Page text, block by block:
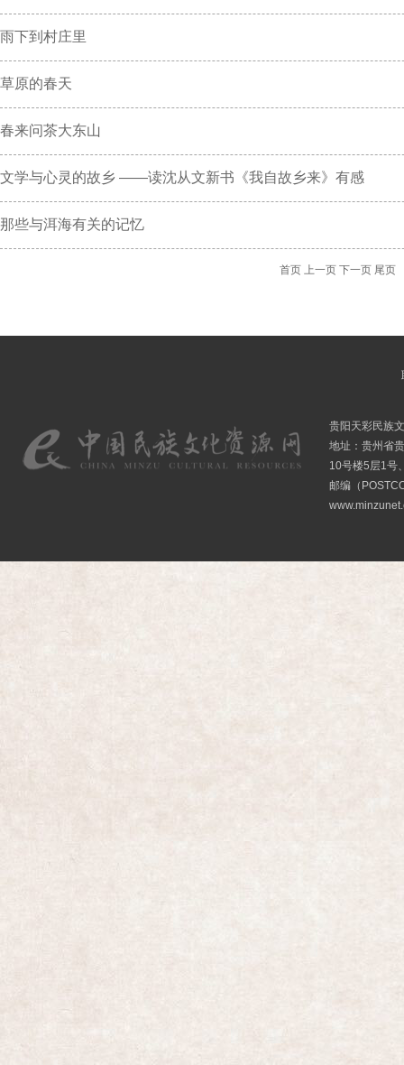
雨下到村庄里
草原的春天
春来问茶大东山
文学与心灵的故乡 ——读沈从文新书《我自故乡来》有感
那些与洱海有关的记忆
首页 上一页 下一页 尾页
贵阳天彩民族
地址：贵州省
10号楼5层1号
邮编（